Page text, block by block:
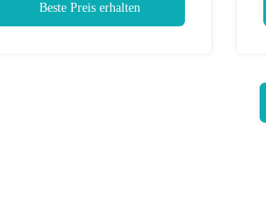
Beste Preis erhalten